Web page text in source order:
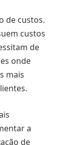
de custos.
custos
de
onde
mais
a
de